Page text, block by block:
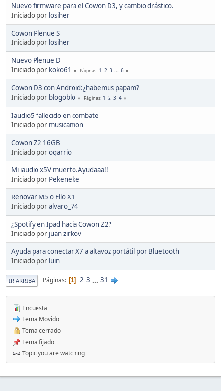
Nuevo firmware para el Cowon D3, y cambio drástico.
Iniciado por losiher
Cowon Plenue S
Iniciado por losiher
Nuevo Plenue D
Iniciado por koko61 Páginas 1 2 3 ... 6
Cowon D3 con Android:¿habemus papam?
Iniciado por blogoblo Páginas 1 2 3 4
Iaudio5 fallecido en combate
Iniciado por musicamon
Cowon Z2 16GB
Iniciado porogarrio
Mi iaudio x5V muerto.Ayudaaa!!
Iniciado por Pekeneke
Renovar M5 o Fiio X1
Iniciado poralvaro_74
¿Spotify en Ipad hacia Cowon Z2?
Iniciado por juan zirkov
Ayuda para conectar X7 a altavoz portátil por Bluetooth
Iniciado por luin
IR ARRIBA Páginas 1 2 3 ... 31
Encuesta
Tema Movido
Tema cerrado
Tema fijado
Topic you are watching